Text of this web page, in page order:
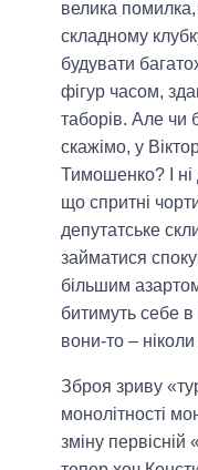
велика помилка,
складному
будувати
фігур часом,
таборів. Але чи
скажімо, у
Тимошенко? І ні
що спритні
депутатське
займатися
більшим
битимуть себе
вони-то – ніколи
Зброя зриву
монолітності
зміну первісній